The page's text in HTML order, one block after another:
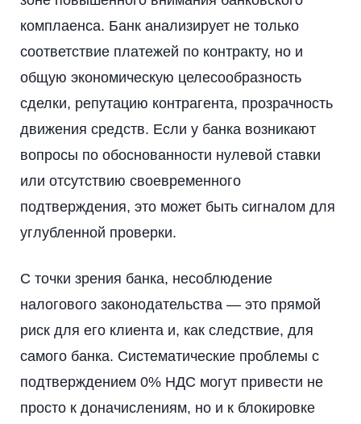
комплаенса. Банк анализирует не только
соответствие платежей по контракту, но и
общую экономическую целесообразность
сделки, репутацию контрагента, прозрачность
движения средств. Если у банка возникают
вопросы по обоснованности нулевой ставки
или отсутствию своевременного
подтверждения, это может быть сигналом для
углубленной проверки.
С точки зрения банка, несоблюдение
налогового законодательства — это прямой
риск для его клиента и, как следствие, для
самого банка. Систематические проблемы с
подтверждением 0% НДС могут привести не
просто к доначислениям, но и к блокировке